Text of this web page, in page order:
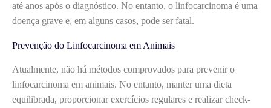
até anos após o diagnóstico. No entanto, o linfocarcinoma é uma
doença grave e, em alguns casos, pode ser fatal.
Prevenção do Linfocarcinoma em Animais
Atualmente, não há métodos comprovados para prevenir o
linfocarcinoma em animais. No entanto, manter uma dieta
equilibrada, proporcionar exercícios regulares e realizar check-